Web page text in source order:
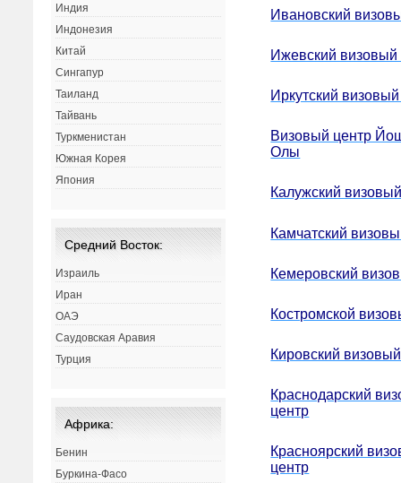
Ивановский
Ижевский визовый
Иркутский
Визовый центр
Олы
Калужский
Камчатский
Кемеровский
Костромской
Кировский
Краснодарский
центр
Красноярский
центр
Индия
Индонезия
Китай
Сингапур
Таиланд
Тайвань
Туркменистан
Южная Корея
Япония
Средний Восток:
Израиль
Иран
ОАЭ
Саудовская Аравия
Турция
Африка:
Бенин
Буркина-Фасо